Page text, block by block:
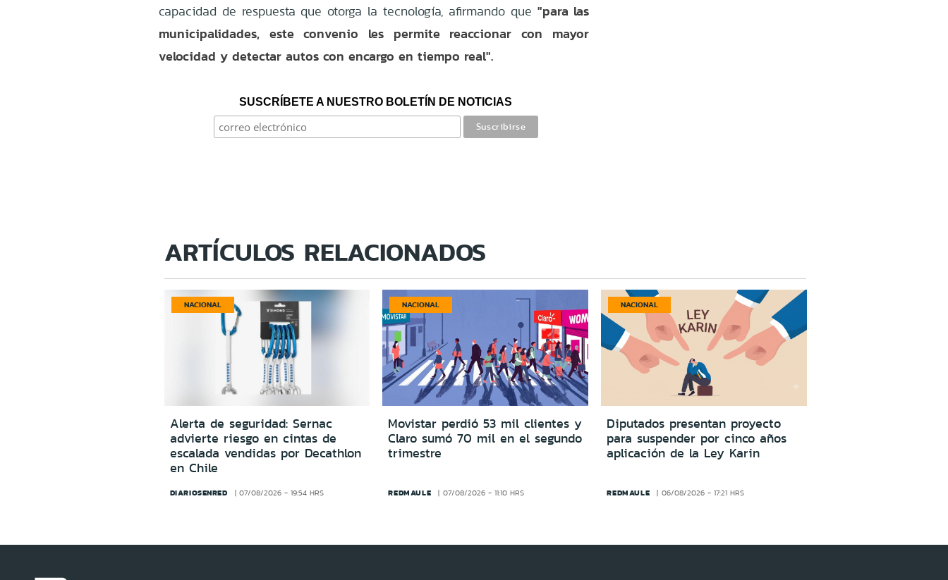
capacidad de respuesta que otorga la tecnología, afirmando que "para las
municipalidades, este convenio les permite reaccionar con mayor
velocidad y detectar autos con encargo en tiempo real".
SUSCRÍBETE A NUESTRO BOLETÍN DE NOTICIAS
ARTÍCULOS RELACIONADOS
NACIONAL
Alerta de seguridad: Sernac
advierte riesgo en cintas de
escalada vendidas por Decathlon
en Chile
DIARIOSENRED 07/08/2026 - 19:54 HRS
NACIONAL
Movistar perdió 53 mil clientes y
Claro sumó 70 mil en el segundo
trimestre
REDMAULE 07/08/2026 - 11:10 HRS
NACIONAL
Diputados presentan proyecto
para suspender por cinco años
aplicación de la Ley Karin
REDMAULE 06/08/2026 - 17:21 HRS